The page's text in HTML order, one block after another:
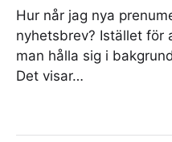
Hur når jag nya
nyhetsbrev? Istället för
man hålla sig i
Det visar…